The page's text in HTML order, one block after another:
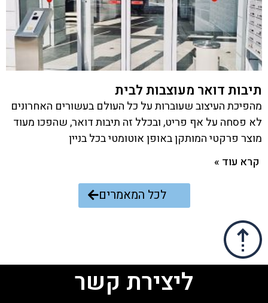
תיבות דואר מעוצבות לבית
מהפיכת העיצוב שעוברות על כל העולם בעשורים האחרונים
לא פסחה על אף פריט, ובכלל זה תיבות דואר, שהפכו מעוד
מוצר פרקטי המותקן באופן אוטומטי בכל בניין
קרא עוד »
לכל המאמרים
ליצירת קשר